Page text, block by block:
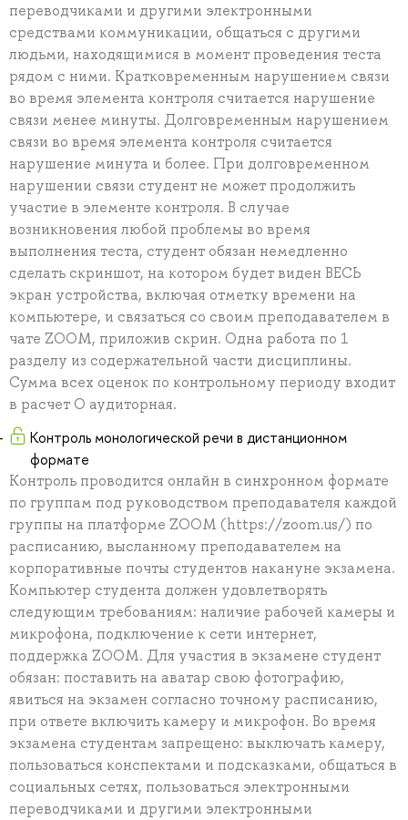
переводчиками и другими электронными
средствами коммуникации, общаться с другими
людьми, находящимися в момент проведения теста
рядом с ними. Кратковременным нарушением связи
во время элемента контроля считается нарушение
связи менее минуты. Долговременным нарушением
связи во время элемента контроля считается
нарушение минута и более. При долговременном
нарушении связи студент не может продолжить
участие в элементе контроля. В случае
возникновения любой проблемы во время
выполнения теста, студент обязан немедленно
сделать скриншот, на котором будет виден ВЕСЬ
экран устройства, включая отметку времени на
компьютере, и связаться со своим преподавателем в
чате ZOOM, приложив скрин. Одна работа по 1
разделу из содержательной части дисциплины.
Сумма всех оценок по контрольному периоду входит
в расчет О аудиторная.
Контроль монологической речи в дистанционном
формате
Контроль проводится онлайн в синхронном формате
по группам под руководством преподавателя каждой
группы на платформе ZOOM (https://zoom.us/) по
расписанию, высланному преподавателем на
корпоративные почты студентов накануне экзамена.
Компьютер студента должен удовлетворять
следующим требованиям: наличие рабочей камеры и
микрофона, подключение к сети интернет,
поддержка ZOOM. Для участия в экзамене студент
обязан: поставить на аватар свою фотографию,
явиться на экзамен согласно точному расписанию,
при ответе включить камеру и микрофон. Во время
экзамена студентам запрещено: выключать камеру,
пользоваться конспектами и подсказками, общаться в
социальных сетях, пользоваться электронными
переводчиками и другими электронными